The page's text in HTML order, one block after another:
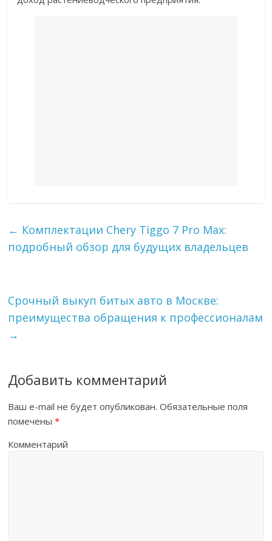
← Комплектации Chery Tiggo 7 Pro Max:
подробный обзор для будущих владельцев
Срочный выкуп битых авто в Москве:
преимущества обращения к профессионалам
→
Добавить комментарий
Ваш e-mail не будет опубликован. Обязательные поля
помечены*
Комментарий